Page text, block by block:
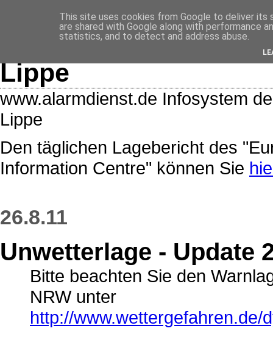
Lage- und
Lippe
www.alarmdienst.de Infosystem
Lippe
Den täglichen Lagebericht des
Information Centre" können Sie
26.8.11
Unwetterlage - Update
Bitte beachten Sie den
NRW unter
http://
This site uses cookies from Google to deliver its
are shared with Google along with performance
statistics, and to detect and address abuse.